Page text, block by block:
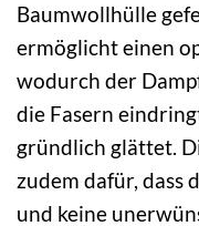
Baumwollhülle
ermöglicht einen
wodurch der
die Fasern
gründlich glättet.
zudem dafür, dass
und keine